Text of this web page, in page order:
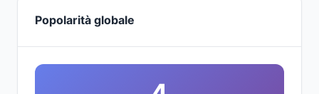
Popolarità globale